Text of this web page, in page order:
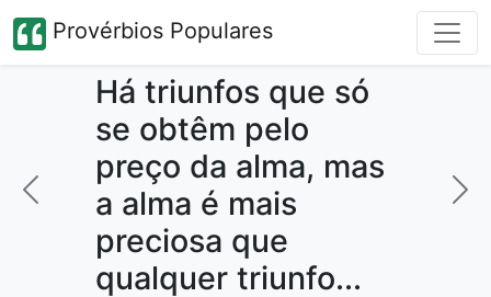
Provérbios Populares
Há triunfos que só
se obtêm pelo
preço da alma, mas
a alma é mais
preciosa que
qualquer triunfo...